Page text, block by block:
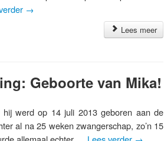
→
Lees meer
Geboorte van Mika!
werd op 14 juli 2013 geboren aan de
al na 25 weken zwangerschap, zo’n 15